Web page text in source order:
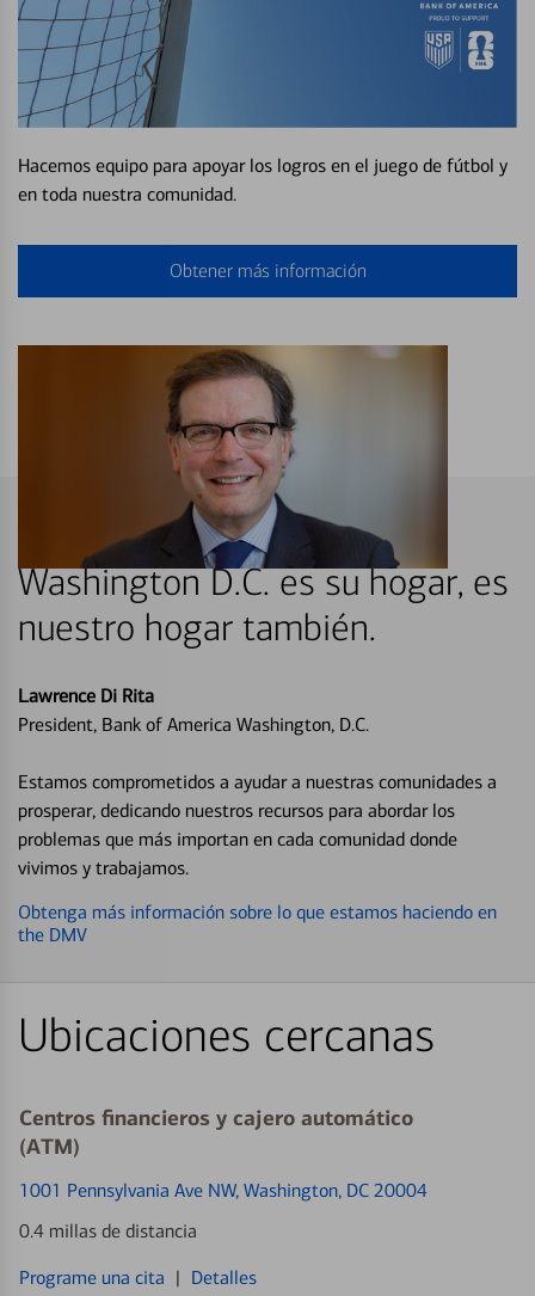
Hacemos equipo para apoyar los logros en el juego de fútbol y
en toda nuestra comunidad.
Obtener más información
Washington D.C. es su hogar, es
nuestro hogar también.
Lawrence Di Rita
President, Bank of America Washington, D.C.
Estamos comprometidos a ayudar a nuestras comunidades a
prosperar, dedicando nuestros recursos para abordar los
problemas que más importan en cada comunidad donde
vivimos y trabajamos.
Obtenga más información sobre lo que estamos haciendo en
the DMV
Ubicaciones cercanas
Centros financieros y cajero automático
(ATM)
1001 Pennsylvania Ave NW, Washington, DC 20004
0.4 millas de distancia
Programe una cita | Detalles